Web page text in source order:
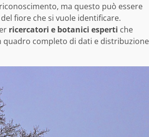
ma questo può essere
fiore che si vuole identificare.
ricercatori e botanici esperti che
quadro completo di dati e distribuzione